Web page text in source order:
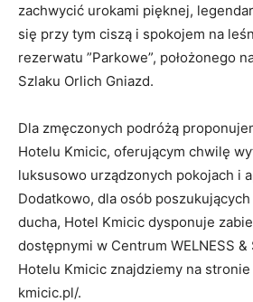
zachwycić urokami pięknej,
się przy tym ciszą i spokojem na
rezerwatu ”Parkowe”, położonego
Szlaku Orlich Gniazd.
Dla zmęczonych podróżą
Hotelu Kmicic, oferującym chwilę
luksusowo urządzonych pokojach i
Dodatkowo, dla osób poszukujących
ducha, Hotel Kmicic dysponuje
dostępnymi w Centrum WELNESS
Hotelu Kmicic znajdziemy na
kmicic.pl/.